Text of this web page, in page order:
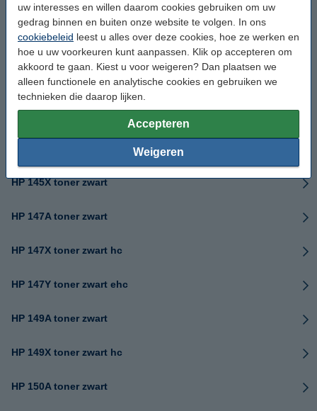
uw interesses en willen daarom cookies gebruiken om uw
gedrag binnen en buiten onze website te volgen. In ons
cookiebeleid leest u alles over deze cookies, hoe ze werken en
hoe u uw voorkeuren kunt aanpassen. Klik op accepteren om
akkoord te gaan. Kiest u voor weigeren? Dan plaatsen we
alleen functionele en analytische cookies en gebruiken we
technieken die daarop lijken.
Accepteren
Weigeren
HP 139A toner zwart
HP 139X toner zwart hc
HP 142A toner zwart
HP 143A toner zwart
HP 145X toner zwart
HP 147A toner zwart
HP 147X toner zwart hc
HP 147Y toner zwart ehc
HP 149A toner zwart
HP 149X toner zwart hc
HP 150A toner zwart